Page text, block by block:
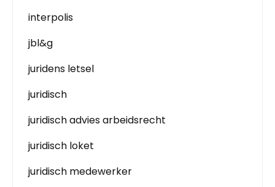
interpolis
jbl&g
juridens letsel
juridisch
juridisch advies arbeidsrecht
juridisch loket
juridisch medewerker